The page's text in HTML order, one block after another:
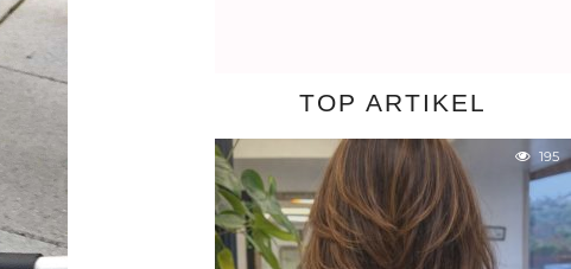
TOP ARTIKEL
195